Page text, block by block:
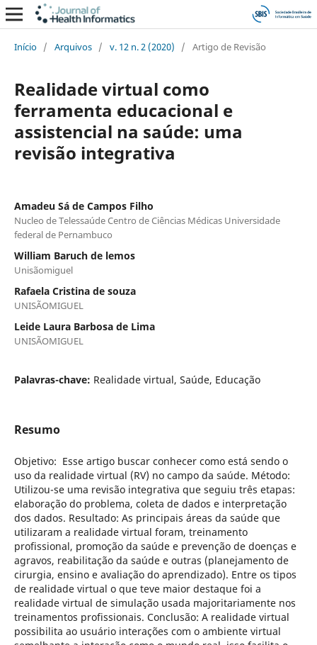
Início / Arquivos / v. 12 n. 2 (2020) / Artigo de Revisão
Realidade virtual como
ferramenta educacional e
assistencial na saúde: uma
revisão integrativa
Amadeu Sá de Campos Filho
Nucleo de Telessaúde Centro de Ciências Médicas Universidade
federal de Pernambuco
William Baruch de lemos
Unisãomiguel
Rafaela Cristina de souza
UNISÃOMIGUEL
Leide Laura Barbosa de Lima
UNISÃOMIGUEL
Palavras-chave: Realidade virtual, Saúde, Educação
Resumo
Objetivo: Esse artigo buscar conhecer como está sendo o
uso da realidade virtual (RV) no campo da saúde. Método:
Utilizou-se uma revisão integrativa que seguiu três etapas:
elaboração do problema, coleta de dados e interpretação
dos dados. Resultado: As principais áreas da saúde que
utilizaram a realidade virtual foram, treinamento
profissional, promoção da saúde e prevenção de doenças e
agravos, reabilitação da saúde e outras (planejamento de
cirurgia, ensino e avaliação do aprendizado). Entre os tipos
de realidade virtual o que teve maior destaque foi a
realidade virtual de simulação usada majoritariamente nos
treinamentos profissionais. Conclusão: A realidade virtual
possibilita ao usuário interações com o ambiente virtual